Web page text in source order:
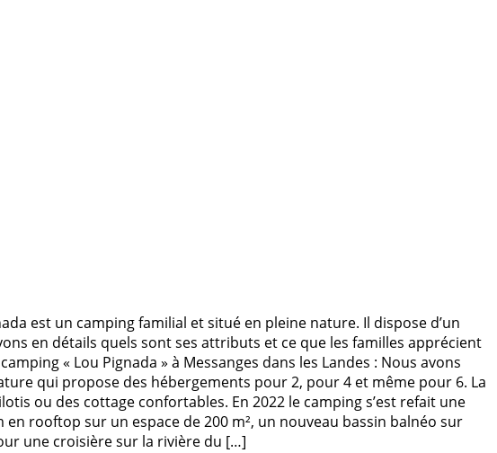
est un camping familial et situé en pleine nature. Il dispose d’un
en détails quels sont ses attributs et ce que les familles apprécient
« Lou Pignada » à Messanges dans les Landes : Nous avons
qui propose des hébergements pour 2, pour 4 et même pour 6. La
ou des cottage confortables. En 2022 le camping s’est refait une
rooftop sur un espace de 200 m², un nouveau bassin balnéo sur
une croisière sur la rivière du […]